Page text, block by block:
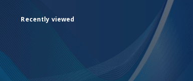
Recently viewed